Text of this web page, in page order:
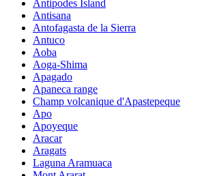
Antipodes Island
Antisana
Antofagasta de la Sierra
Antuco
Aoba
Aoga-Shima
Apagado
Apaneca range
Champ volcanique d'Apastepeque
Apo
Apoyeque
Aracar
Aragats
Laguna Aramuaca